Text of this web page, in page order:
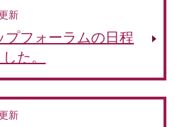
新
プフォーラムの日程
た。
新